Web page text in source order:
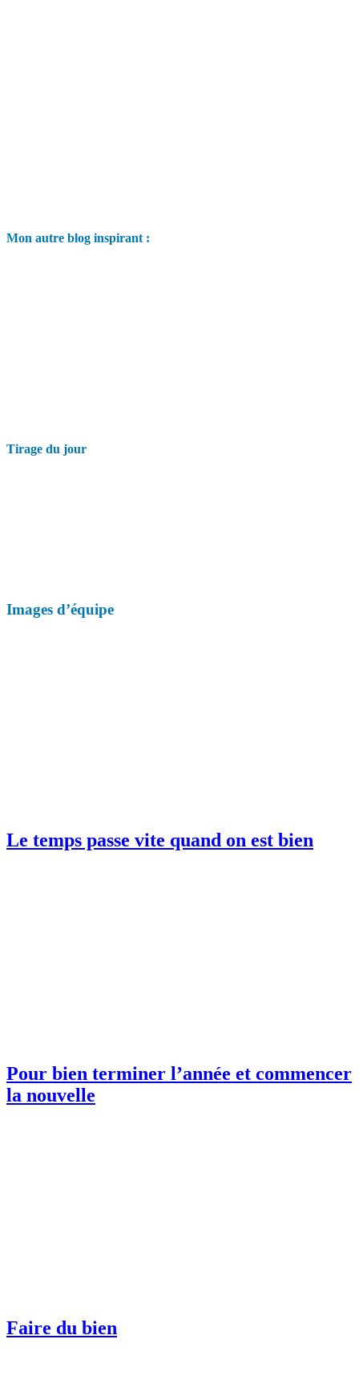
Mon autre blog inspirant :
Tirage du jour
Images d’équipe
Le temps passe vite quand on est bien
Pour bien terminer l’année et commencer
la nouvelle
Faire du bien